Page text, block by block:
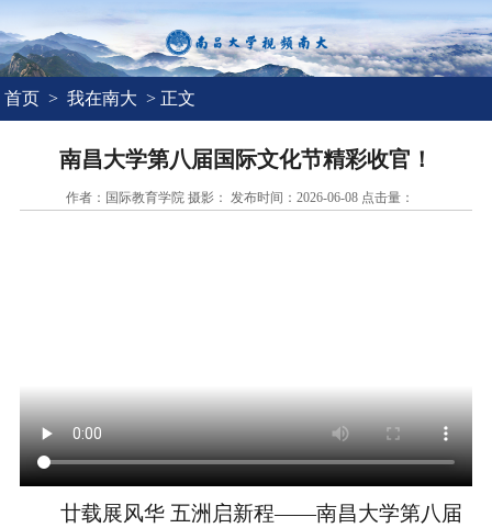
首页 > 我在南大 > 正文
南昌大学第八届国际文化节精彩收官！
作者：国际教育学院 摄影： 发布时间：2026-06-08 点击量：
廿载展风华 五洲启新程——南昌大学第八届